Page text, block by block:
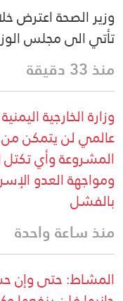
وزير الصحة اعترض
تأتي الى مجلس
منذ 33 دقيقة
وزارة الخارجية
عالمي لن يتمكن
المشروعة وأي
ومواجهة العدو
بالفشل
منذ ساعة واحدة
المشاط: حتى وإن